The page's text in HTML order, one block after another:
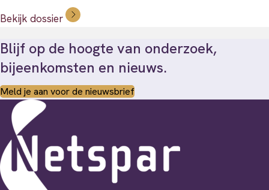
Bekijk dossier
Blijf op de hoogte van onderzoek,
bijeenkomsten en nieuws.
Meld je aan voor de nieuwsbrief